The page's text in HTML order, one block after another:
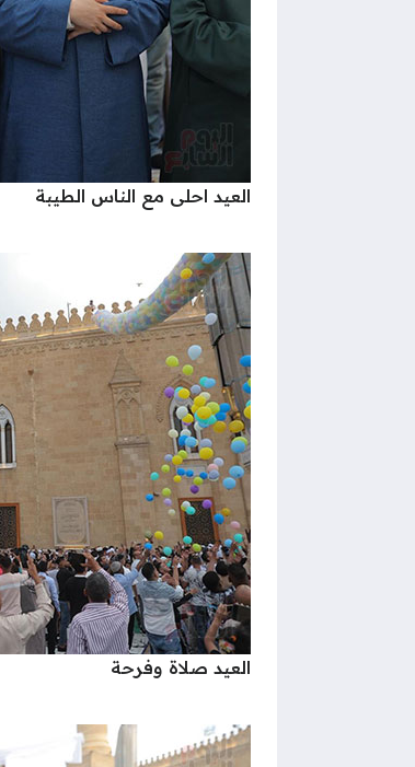
العيد احلى مع الناس الطيبة
العيد صلاة وفرحة